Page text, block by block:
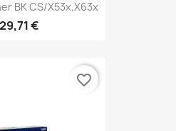
BK CS/X53x,X63x
€
favorite_border